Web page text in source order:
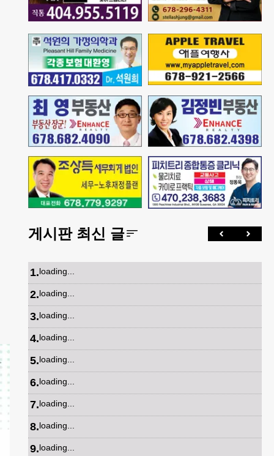
게시판 최신 글
1.loading...
2.loading...
3.loading...
4.loading...
5.loading...
6.loading...
7.loading...
8.loading...
9.loading...